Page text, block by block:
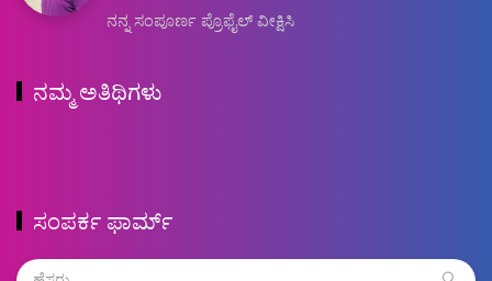
ನನ್ನ ಸಂಪೂರ್ಣ ಪ್ರೊಫೈಲ್ ವೀಕ್ಷಿಸಿ
ನಮ್ಮ ಅತಿಥಿಗಳು
ಸಂಪರ್ಕ ಫಾರ್ಮ್